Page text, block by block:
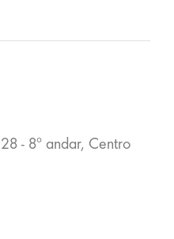
- 8º andar, Centro